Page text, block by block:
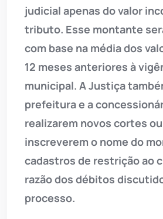
judicial apenas do valor
tributo. Esse montante
com base na média dos
12 meses anteriores à
municipal. A Justiça
prefeitura e a
realizarem novos cortes
inscreverem o nome do
cadastros de restrição ao
razão dos débitos
processo.